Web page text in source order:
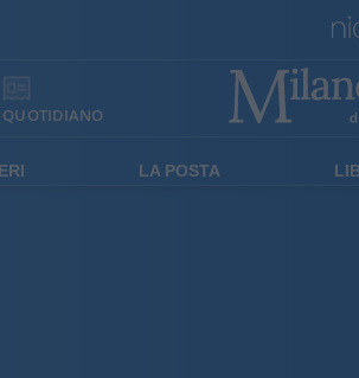
QUOTIDIANO
LA POSTA